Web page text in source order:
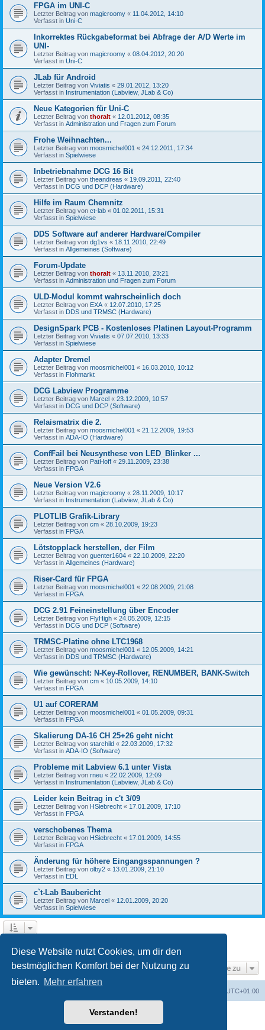
Diese Website nutzt Cookies, um dir den
bestmöglichen Komfort bei der Nutzung zu
bieten. Mehr erfahren
Verstanden!
FPGA im UNI-C
Letzter Beitrag von magicroomy « 11.04.2012, 14:10
Verfasst in Uni-C
Inkorrektes Rückgabeformat bei Abfrage der A/D Werte im
UNI-
Letzter Beitrag von magicroomy « 08.04.2012, 20:20
Verfasst in Uni-C
JLab für Android
Letzter Beitrag von Viviatis « 29.01.2012, 13:20
Verfasst in Instrumentation (Labview, JLab & Co)
Neue Kategorien für Uni-C
Letzter Beitrag von thoralt « 12.01.2012, 08:35
Verfasst in Administration und Fragen zum Forum
Frohe Weihnachten...
Letzter Beitrag von moosmichel001 « 24.12.2011, 17:34
Verfasst in Spielwiese
Inbetriebnahme DCG 16 Bit
Letzter Beitrag von theandreas « 19.09.2011, 22:40
Verfasst in DCG und DCP (Hardware)
Hilfe im Raum Chemnitz
Letzter Beitrag von ct-lab « 01.02.2011, 15:31
Verfasst in Spielwiese
DDS Software auf anderer Hardware/Compiler
Letzter Beitrag von dg1vs « 18.11.2010, 22:49
Verfasst in Allgemeines (Software)
Forum-Update
Letzter Beitrag von thoralt « 13.11.2010, 23:21
Verfasst in Administration und Fragen zum Forum
ULD-Modul kommt wahrscheinlich doch
Letzter Beitrag von EXA « 12.07.2010, 17:25
Verfasst in DDS und TRMSC (Hardware)
DesignSpark PCB - Kostenloses Platinen Layout-Programm
Letzter Beitrag von Viviatis « 07.07.2010, 13:33
Verfasst in Spielwiese
Adapter Dremel
Letzter Beitrag von moosmichel001 « 16.03.2010, 10:12
Verfasst in Flohmarkt
DCG Labview Programme
Letzter Beitrag von Marcel « 23.12.2009, 10:57
Verfasst in DCG und DCP (Software)
Relaismatrix die 2.
Letzter Beitrag von moosmichel001 « 21.12.2009, 19:53
Verfasst in ADA-IO (Hardware)
ConfFail bei Neusynthese von LED_Blinker ...
Letzter Beitrag von PatHoff « 29.11.2009, 23:38
Verfasst in FPGA
Neue Version V2.6
Letzter Beitrag von magicroomy « 28.11.2009, 10:17
Verfasst in Instrumentation (Labview, JLab & Co)
PLOTLIB Grafik-Library
Letzter Beitrag von cm « 28.10.2009, 19:23
Verfasst in FPGA
Lötstopplack herstellen, der Film
Letzter Beitrag von guenter1604 « 22.10.2009, 22:20
Verfasst in Allgemeines (Hardware)
Riser-Card für FPGA
Letzter Beitrag von moosmichel001 « 22.08.2009, 21:08
Verfasst in FPGA
DCG 2.91 Feineinstellung über Encoder
Letzter Beitrag von FlyHigh « 24.05.2009, 12:15
Verfasst in DCG und DCP (Software)
TRMSC-Platine ohne LTC1968
Letzter Beitrag von moosmichel001 « 12.05.2009, 14:21
Verfasst in DDS und TRMSC (Hardware)
Wie gewünscht: N-Key-Rollover, RENUMBER, BANK-Switch
Letzter Beitrag von cm « 10.05.2009, 14:10
Verfasst in FPGA
U1 auf CORERAM
Letzter Beitrag von moosmichel001 « 01.05.2009, 09:31
Verfasst in FPGA
Skalierung DA-16 CH 25+26 geht nicht
Letzter Beitrag von starchild « 22.03.2009, 17:32
Verfasst in ADA-IO (Software)
Probleme mit Labview 6.1 unter Vista
Letzter Beitrag von rneu « 22.02.2009, 12:09
Verfasst in Instrumentation (Labview, JLab & Co)
Leider kein Beitrag in c't 3/09
Letzter Beitrag von HSiebrecht « 17.01.2009, 17:10
Verfasst in FPGA
verschobenes Thema
Letzter Beitrag von HSiebrecht « 17.01.2009, 14:55
Verfasst in FPGA
Änderung für höhere Eingangsspannungen ?
Letzter Beitrag von olby2 « 13.01.2009, 21:10
Verfasst in EDL
c`t-Lab Baubericht
Letzter Beitrag von Marcel « 12.01.2009, 20:20
Verfasst in Spielwiese
Gehe zu
UTC+01:00
Powered byphpBB® Forum Software © phpBB Limited
phpBB.de